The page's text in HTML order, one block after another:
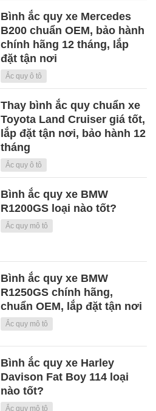
Bình ắc quy xe Mercedes
B200 chuẩn OEM, bảo hành
chính hãng 12 tháng, lắp
đặt tận nơi
Ắc quy ô tô
Thay bình ắc quy chuẩn xe
Toyota Land Cruiser giá tốt,
lắp đặt tận nơi, bảo hành 12
tháng
Ắc quy ô tô
Bình ắc quy xe BMW
R1200GS loại nào tốt?
Ắc quy mô tô
Bình ắc quy xe BMW
R1250GS chính hãng,
chuẩn OEM, lắp đặt tận nơi
Ắc quy mô tô
Bình ắc quy xe Harley
Davison Fat Boy 114 loại
nào tốt?
Ắc quy mô tô